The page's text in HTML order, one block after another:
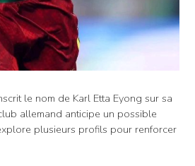
le nom de Karl Etta Eyong sur sa
allemand anticipe un possible
plusieurs profils pour renforcer